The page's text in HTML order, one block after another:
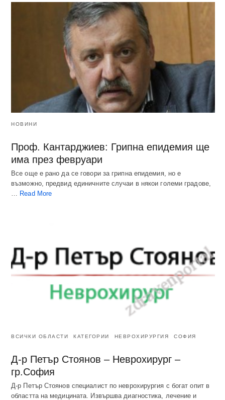
НОВИНИ
Проф. Кантарджиев: Грипна епидемия ще
има през февруари
Все още е рано да се говори за грипна епидемия, но е
възможно, предвид единичните случаи в някои големи градове,
… Read More
ВСИЧКИ ОБЛАСТИ КАТЕГОРИИ НЕВРОХИРУРГИЯ СОФИЯ
Д-р Петър Стоянов – Неврохирург –
гр.София
Д-р Петър Стоянов специалист по неврохирургия с богат опит в
областта на медицината. Извършва диагностика, лечение и